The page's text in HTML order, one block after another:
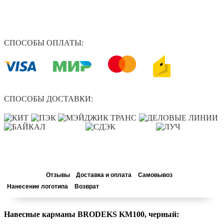
СПОСОБЫ ОПЛАТЫ:
СПОСОБЫ ДОСТАВКИ:
Отзывы Доставка и оплата
Самовывоз
Нанесение логотипа
Возврат
Навесные карманы BRODEKS KM100, черный: